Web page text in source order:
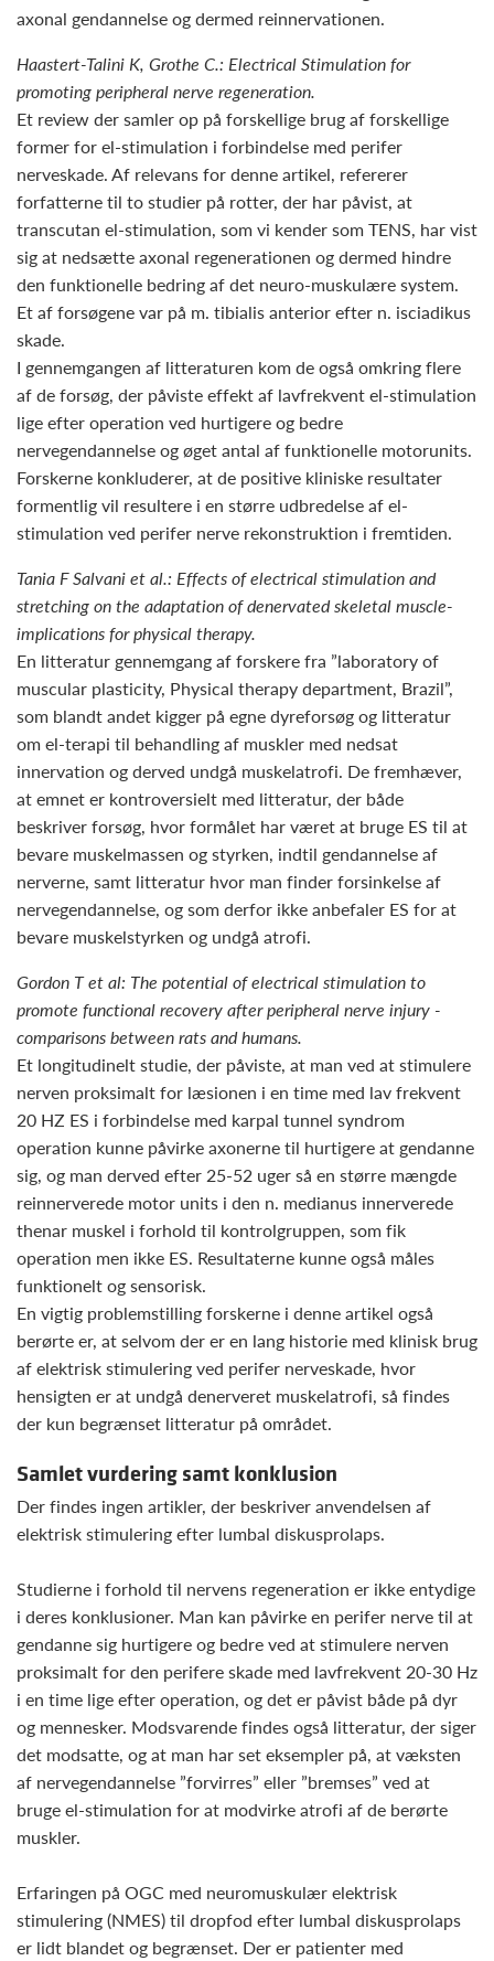
axonal gendannelse og dermed reinnervationen.
Haastert-Talini K, Grothe C.: Electrical Stimulation for
promoting peripheral nerve regeneration.
Et review der samler op på forskellige brug af forskellige
former for el-stimulation i forbindelse med perifer
nerveskade. Af relevans for denne artikel, refererer
forfatterne til to studier på rotter, der har påvist, at
transcutan el-stimulation, som vi kender som TENS, har vist
sig at nedsætte axonal regenerationen og dermed hindre
den funktionelle bedring af det neuro-muskulære system.
Et af forsøgene var på m. tibialis anterior efter n. isciadikus
skade.
I gennemgangen af litteraturen kom de også omkring flere
af de forsøg, der påviste effekt af lavfrekvent el-stimulation
lige efter operation ved hurtigere og bedre
nervegendannelse og øget antal af funktionelle motorunits.
Forskerne konkluderer, at de positive kliniske resultater
formentlig vil resultere i en større udbredelse af el-
stimulation ved perifer nerve rekonstruktion i fremtiden.
Tania F Salvani et al.: Effects of electrical stimulation and
stretching on the adaptation of denervated skeletal muscle-
implications for physical therapy.
En litteratur gennemgang af forskere fra ”laboratory of
muscular plasticity, Physical therapy department, Brazil”,
som blandt andet kigger på egne dyreforsøg og litteratur
om el-terapi til behandling af muskler med nedsat
innervation og derved undgå muskelatrofi. De fremhæver,
at emnet er kontroversielt med litteratur, der både
beskriver forsøg, hvor formålet har været at bruge ES til at
bevare muskelmassen og styrken, indtil gendannelse af
nerverne, samt litteratur hvor man finder forsinkelse af
nervegendannelse, og som derfor ikke anbefaler ES for at
bevare muskelstyrken og undgå atrofi.
Gordon T et al: The potential of electrical stimulation to
promote functional recovery after peripheral nerve injury -
comparisons between rats and humans.
Et longitudinelt studie, der påviste, at man ved at stimulere
nerven proksimalt for læsionen i en time med lav frekvent
20 HZ ES i forbindelse med karpal tunnel syndrom
operation kunne påvirke axonerne til hurtigere at gendanne
sig, og man derved efter 25-52 uger så en større mængde
reinnerverede motor units i den n. medianus innerverede
thenar muskel i forhold til kontrolgruppen, som fik
operation men ikke ES. Resultaterne kunne også måles
funktionelt og sensorisk.
En vigtig problemstilling forskerne i denne artikel også
berørte er, at selvom der er en lang historie med klinisk brug
af elektrisk stimulering ved perifer nerveskade, hvor
hensigten er at undgå denerveret muskelatrofi, så findes
der kun begrænset litteratur på området.
Samlet vurdering samt konklusion
Der findes ingen artikler, der beskriver anvendelsen af
elektrisk stimulering efter lumbal diskusprolaps.
Studierne i forhold til nervens regeneration er ikke entydige
i deres konklusioner. Man kan påvirke en perifer nerve til at
gendanne sig hurtigere og bedre ved at stimulere nerven
proksimalt for den perifere skade med lavfrekvent 20-30 Hz
i en time lige efter operation, og det er påvist både på dyr
og mennesker. Modsvarende findes også litteratur, der siger
det modsatte, og at man har set eksempler på, at væksten
af nervegendannelse ”forvirres” eller ”bremses” ved at
bruge el-stimulation for at modvirke atrofi af de berørte
muskler.
Erfaringen på OGC med neuromuskulær elektrisk
stimulering (NMES) til dropfod efter lumbal diskusprolaps
er lidt blandet og begrænset. Der er patienter med